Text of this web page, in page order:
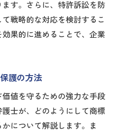
す。さらに、特許訴訟を防
戦略的な対応を検討するこ
果的に進めることで、企業
護の方法
値を守るための強力な手段
士が、どのようにして商標
について解説します。ま